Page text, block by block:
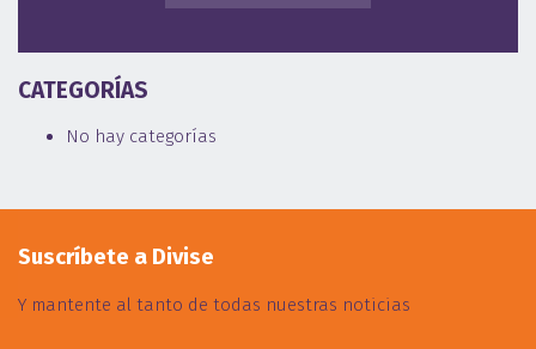
CATEGORÍAS
No hay categorías
Suscríbete a Divise
Y mantente al tanto de todas nuestras noticias